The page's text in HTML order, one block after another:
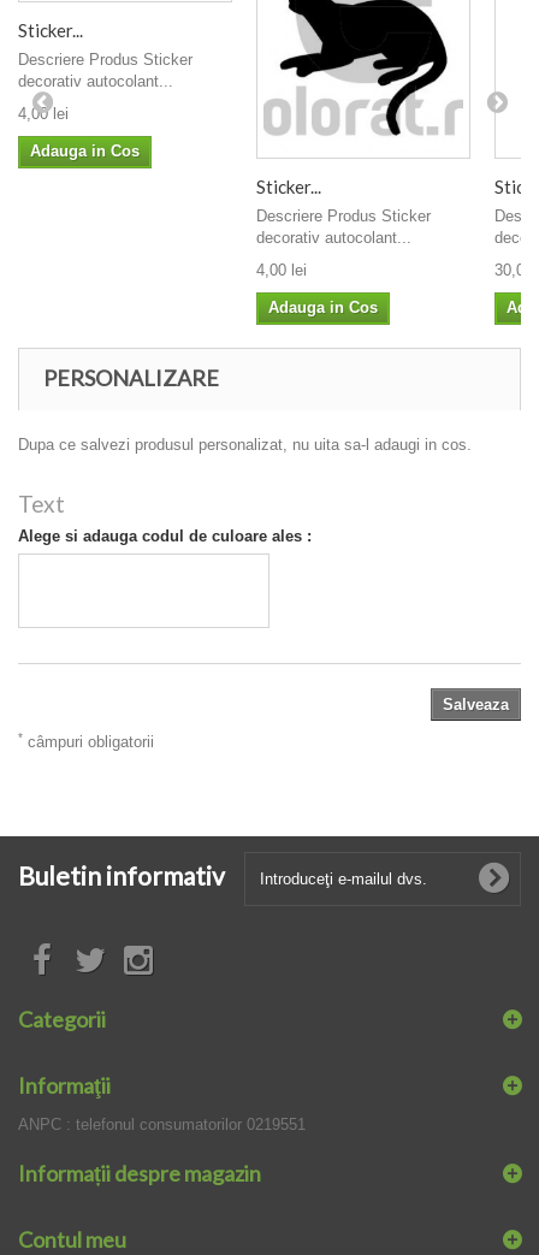
Sticker...
Descriere Produs Sticker
decorativ autocolant...
4,00 lei
Adauga in Cos
Sticker...
Descriere Produs Sticker
decorativ autocolant...
4,00 lei
Adauga in Cos
30,00
PERSONALIZARE
Dupa ce salvezi produsul personalizat, nu uita sa-l adaugi in cos.
Text
Alege si adauga codul de culoare ales :
Salveaza
* câmpuri obligatorii
Buletin informativ
Categorii
Informaţii
ANPC : telefonul consumatorilor 0219551
Informații despre magazin
Contul meu